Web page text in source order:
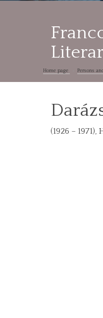
Home page Persons
(1926 –